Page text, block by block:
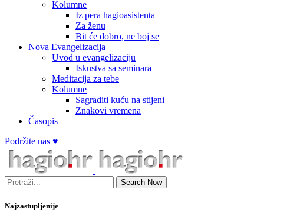
Kolumne
Iz pera hagioasistenta
Za ženu
Bit će dobro, ne boj se
Nova Evangelizacija
Uvod u evangelizaciju
Iskustva sa seminara
Meditacija za tebe
Kolumne
Sagraditi kuću na stijeni
Znakovi vremena
Časopis
Podržite nas ♥
Search Now
Najzastupljenije